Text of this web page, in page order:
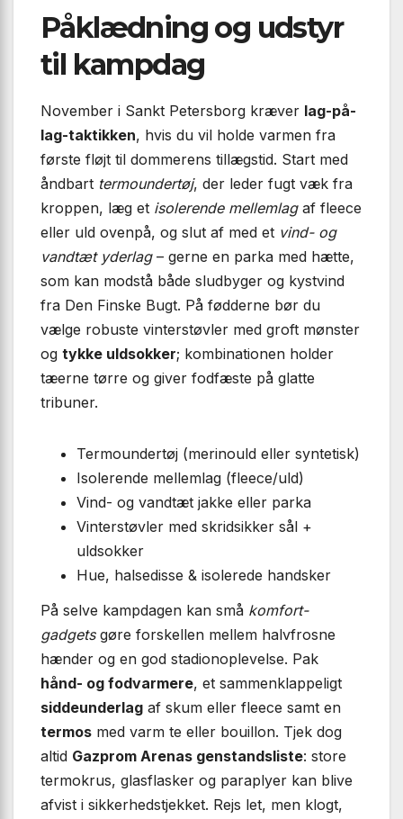
Påklædning og udstyr
til kampdag
November i Sankt Petersborg kræver lag-på-
lag-taktikken, hvis du vil holde varmen fra
første fløjt til dommerens tillægstid. Start med
åndbart termoundertøj, der leder fugt væk fra
kroppen, læg et isolerende mellemlagaf fleece
eller uld ovenpå, og slut af med et vind- og
vandtæt yderlag– gerne en parka med hætte,
som kan modstå både sludbyger og kystvind
fra Den Finske Bugt. På fødderne bør du
vælge robuste vinterstøvler med groft mønster
og tykke uldsokker; kombinationen holder
tæerne tørre og giver fodfæste på glatte
tribuner.
Termoundertøj (merinould eller syntetisk)
Isolerende mellemlag (fleece/uld)
Vind- og vandtæt jakke eller parka
Vinterstøvler med skridsikker sål +
uldsokker
Hue, halsedisse & isolerede handsker
På selve kampdagen kan små komfort-
gadgetsgøre forskellen mellem halvfrosne
hænder og en god stadionoplevelse. Pak
hånd- og fodvarmere, et sammenklappeligt
siddeunderlag af skum eller fleece samt en
termos med varm te eller bouillon. Tjek dog
altid Gazprom Arenas genstandsliste: store
termokrus, glasflasker og paraplyer kan blive
afvist i sikkerhedstjekket. Rejs let, men klogt,